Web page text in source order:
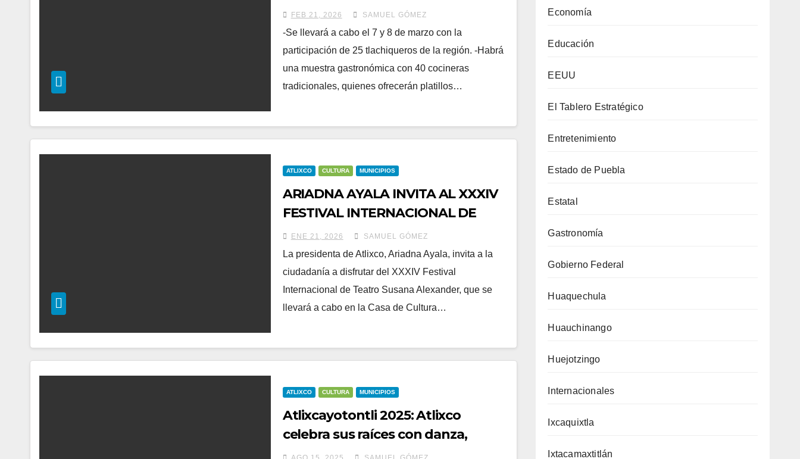
Mateo Ozolco
FEB 21, 2026 SAMUEL GÓMEZ
-Se llevará a cabo el 7 y 8 de marzo con la
participación de 25 tlachiqueros de la región. -Habrá
una muestra gastronómica con 40 cocineras
tradicionales, quienes ofrecerán platillos…
ATLIXCO CULTURA MUNICIPIOS
ARIADNA AYALA INVITA AL XXXIV
FESTIVAL INTERNACIONAL DE
TEATRO SUSANA ALEXANDER EN
ATLIXCO
ENE 21, 2026 SAMUEL GÓMEZ
La presidenta de Atlixco, Ariadna Ayala, invita a la
ciudadanía a disfrutar del XXXIV Festival
Internacional de Teatro Susana Alexander, que se
llevará a cabo en la Casa de Cultura…
ATLIXCO CULTURA MUNICIPIOS
Atlixcayotontli 2025: Atlixco
celebra sus raíces con danza,
gastronomía y tradición
Economía
Educación
EEUU
El Tablero Estratégico
Entretenimiento
Estado de Puebla
Estatal
Gastronomía
Gobierno Federal
Huaquechula
Huauchinango
Huejotzingo
Internacionales
Ixcaquixtla
Ixtacamaxtitlán